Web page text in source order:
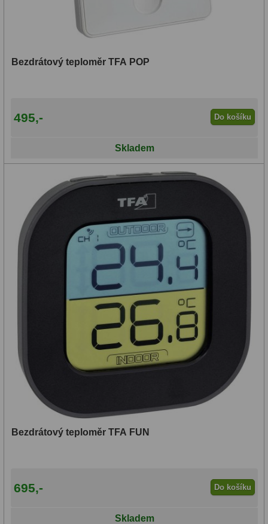
Bezdrátový teploměr TFA POP
495,- Do košíku
Skladem
Bezdrátový teploměr TFA FUN
695,- Do košíku
Skladem